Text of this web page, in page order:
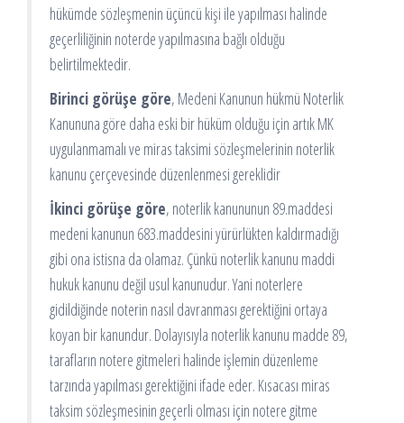
hükümde sözleşmenin üçüncü kişi ile yapılması halinde
geçerliliğinin noterde yapılmasına bağlı olduğu
belirtilmektedir.
Birinci görüşe göre, Medeni Kanunun hükmü Noterlik
Kanununa göre daha eski bir hüküm olduğu için artık MK
uygulanmamalı ve miras taksimi sözleşmelerinin noterlik
kanunu çerçevesinde düzenlenmesi gereklidir
İkinci görüşe göre, noterlik kanununun 89.maddesi
medeni kanunun 683.maddesini yürürlükten kaldırmadığı
gibi ona istisna da olamaz. Çünkü noterlik kanunu maddi
hukuk kanunu değil usul kanunudur. Yani noterlere
gidildiğinde noterin nasıl davranması gerektiğini ortaya
koyan bir kanundur. Dolayısıyla noterlik kanunu madde 89,
tarafların notere gitmeleri halinde işlemin düzenleme
tarzında yapılması gerektiğini ifade eder. Kısacası miras
taksim sözleşmesinin geçerli olması için notere gitme